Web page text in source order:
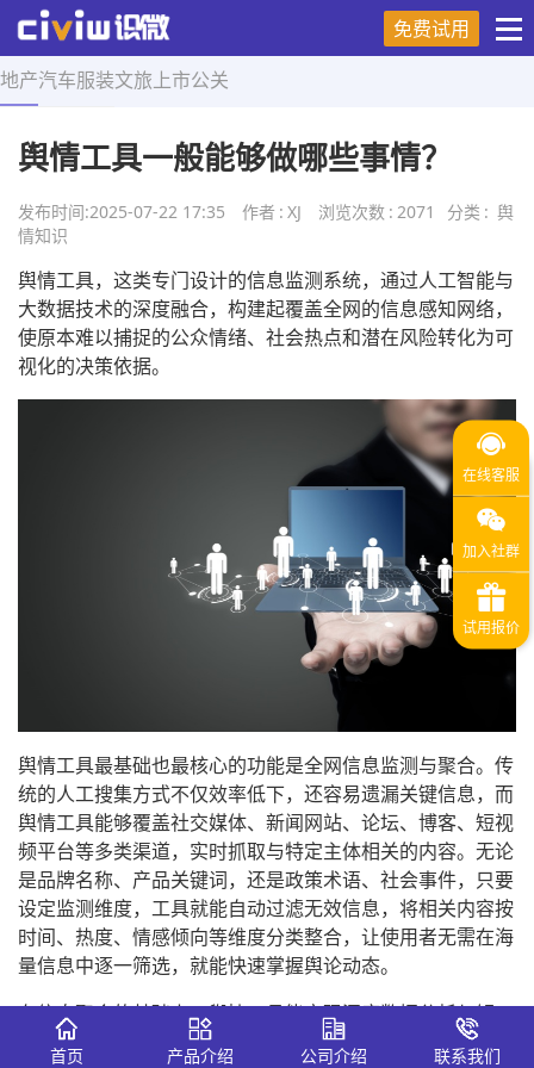
免费试用
地产汽车服装文旅 上市公关
首页 > 舆情知识 > 正文
舆情工具一般能够做哪些事情？
发布时间:2025-07-22 17:35 作者 : XJ 浏览次数 : 2071 分类 : 舆
情知识
舆情工具，这类专门设计的信息监测系统，通过人工智能与
大数据技术的深度融合，构建起覆盖全网的信息感知网络，
使原本难以捕捉的公众情绪、社会热点和潜在风险转化为可
视化的决策依据。
舆情工具最基础也最核心的功能是全网信息监测与聚合。传
统的人工搜集方式不仅效率低下，还容易遗漏关键信息，而
舆情工具能够覆盖社交媒体、新闻网站、论坛、博客、短视
频平台等多类渠道，实时抓取与特定主体相关的内容。无论
是品牌名称、产品关键词，还是政策术语、社会事件，只要
设定监测维度，工具就能自动过滤无效信息，将相关内容按
时间、热度、情感倾向等维度分类整合，让使用者无需在海
量信息中逐一筛选，就能快速掌握舆论动态。
在信息聚合的基础上，舆情工具能实现深度数据分析与解
读。它通过自然语言处理、情感分析等技术，对收集到的文
首页 产品介绍 公司介绍 联系我们